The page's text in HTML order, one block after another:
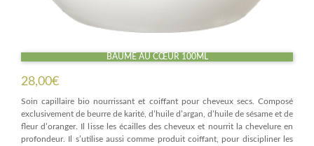
BAUME AU CŒUR 100ML
28,00€
Soin capillaire bio nourrissant et coiffant pour cheveux secs. Composé
exclusivement de beurre de karité, d’huile d’argan, d’huile de sésame et de
fleur d’oranger. Il lisse les écailles des cheveux et nourrit la chevelure en
profondeur. Il s’utilise aussi comme produit coiffant, pour discipliner les